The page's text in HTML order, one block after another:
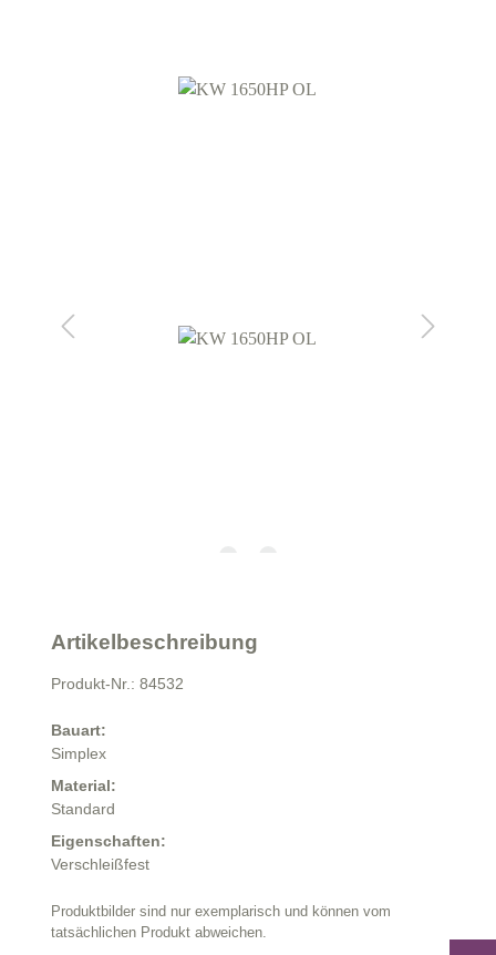
Artikelbeschreibung
Produkt-Nr.: 84532
Bauart:
Simplex
Material:
Standard
Eigenschaften:
Verschleißfest
Produktbilder sind nur exemplarisch und können vom
tatsächlichen Produkt abweichen.